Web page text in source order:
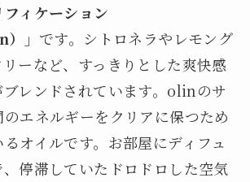
フィケーション
」 です。シトロネラやレモング
ーなど、すっきりとした爽快感
レンドされています。olinのサ
エネルギーをクリアに保つため
オイルです。お部屋にディフュ
停滞していたドロドロした空気